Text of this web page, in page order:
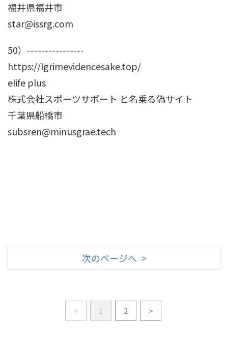
福井県福井市
star@issrg.com
50）----------------
https://lgrimevidencesake.top/
elife plus
株式会社スポーツサポート と名乗る偽サイト
千葉県船橋市
subsren@minusgrae.tech
次のページへ >
< 1 2 >